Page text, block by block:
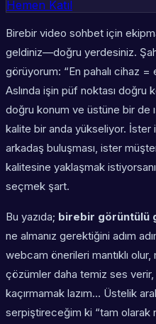
Hemen Katıl
Birebir video sohbet için
geldiniz—doğru yerdesiniz.
görüyorum: “En pahalı cihaz
Aslında işin püf noktası doğru
doğru konum ve üstüne bir de
kalite bir anda yükseliyor. İster
arkadaş buluşması, ister
kalitesine yaklaşmak
seçmek şart.
Bu yazıda; birebir görüntülü
ne almanız gerektiğini adım
webcam önerileri mantıklı
çözümler daha temiz ses verir,
kaçırmamak lazım… Üstelik
serpiştireceğim ki “tam olarak